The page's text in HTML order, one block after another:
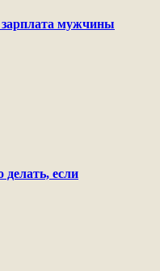
мужчины
делать, если